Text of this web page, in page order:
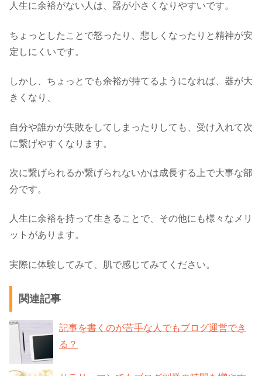
人生に余裕がない人は、器が小さくなりやすいです。
ちょっとしたことで怒ったり、悲しくなったりと精神が安
定しにくいです。
しかし、ちょっとでも余裕が持てるようになれば、器が大
きくなり、
自分や誰かが失敗をしてしまったりしても、受け入れて次
に繋げやすくなります。
次に繋げられるか繋げられないかは成長する上で大事な部
分です。
人生に余裕を持って生きることで、その他にも様々なメリ
ットがあります。
実際に体験してみて、肌で感じてみてください。
関連記事
記事を書くのが苦手な人でもブログ運営でき
る？